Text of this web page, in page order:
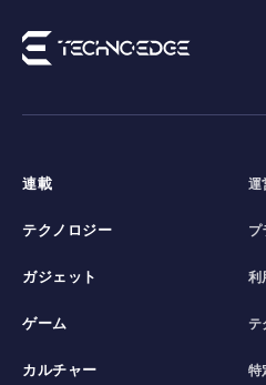
連載
テクノロジー
ガジェット
ゲーム
カルチャー
運
プ
利
テ
特